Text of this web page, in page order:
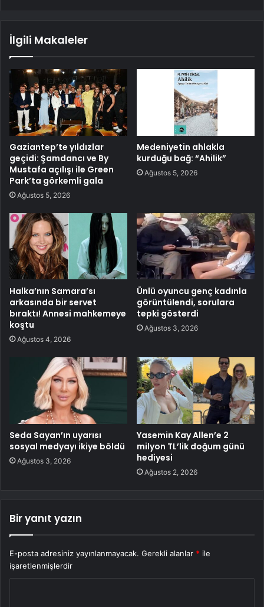
İlgili Makaleler
Gaziantep’te yıldızlar
geçidi: Şamdancı ve By
Mustafa açılışı ile Green
Park’ta görkemli gala
Ağustos 5, 2026
Medeniyetin ahlakla
kurduğu bağ: “Ahilik”
Ağustos 5, 2026
Halka’nın Samara’sı
arkasında bir servet
bıraktı! Annesi mahkemeye
koştu
Ağustos 4, 2026
Ünlü oyuncu genç kadınla
görüntülendi, sorulara
tepki gösterdi
Ağustos 3, 2026
Seda Sayan’ın uyarısı
sosyal medyayı ikiye böldü
Ağustos 3, 2026
Yasemin Kay Allen’e 2
milyon TL’lik doğum günü
hediyesi
Ağustos 2, 2026
Bir yanıt yazın
E-posta adresiniz yayınlanmayacak. Gerekli alanlar * ile
işaretlenmişlerdir